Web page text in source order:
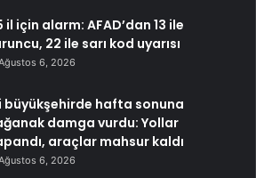
il için alarm: AFAD’dan 13 ile
22 ile sarı kod uyarısı
6, 2026
büyükşehirde hafta sonuna
damga vurdu: Yollar
araçlar mahsur kaldı
6, 2026